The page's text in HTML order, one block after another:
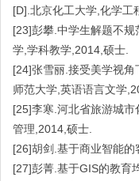
[D].北京化工大学,化学工
[23]彭攀.中学生解题不
学,学科教学,2014,硕士.
[24]张雪丽.接受美学视
师范大学,英语语言文学
[25]李寒.河北省旅游城
管理,2014,硕士.
[26]胡剑.基于商业智能
[27]彭菁.基于GIS的教育